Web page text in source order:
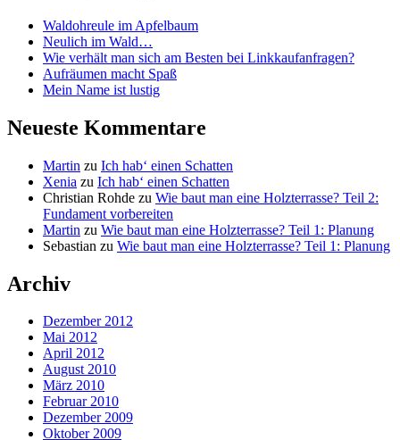
Waldohreule im Apfelbaum
Neulich im Wald…
Wie verhält man sich am Besten bei Linkkaufanfragen?
Aufräumen macht Spaß
Mein Name ist lustig
Neueste Kommentare
Martin zu Ich hab‘ einen Schatten
Xenia zu Ich hab‘ einen Schatten
Christian Rohde zu Wie baut man eine Holzterrasse? Teil 2:
Fundament vorbereiten
Martin zu Wie baut man eine Holzterrasse? Teil 1: Planung
Sebastian zu Wie baut man eine Holzterrasse? Teil 1: Planung
Archiv
Dezember 2012
Mai 2012
April 2012
August 2010
März 2010
Februar 2010
Dezember 2009
Oktober 2009